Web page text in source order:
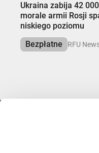
Ukraina zabija 42
morale armii Rosji
niskiego poziomu
Bezpłatne
RFU